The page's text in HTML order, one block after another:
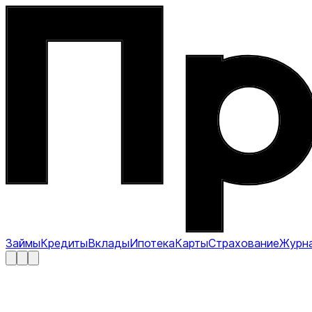
ЗаймыКредитыВкладыИпотекаКартыСтрахование